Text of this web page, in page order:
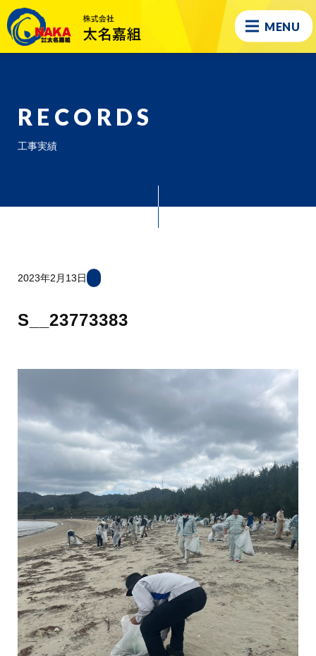
MENU
RECORDS
工事実績
2023年2月13日
S__23773383